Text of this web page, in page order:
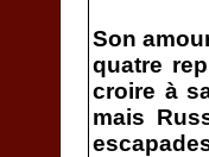
Son
quatre
croire à
mais